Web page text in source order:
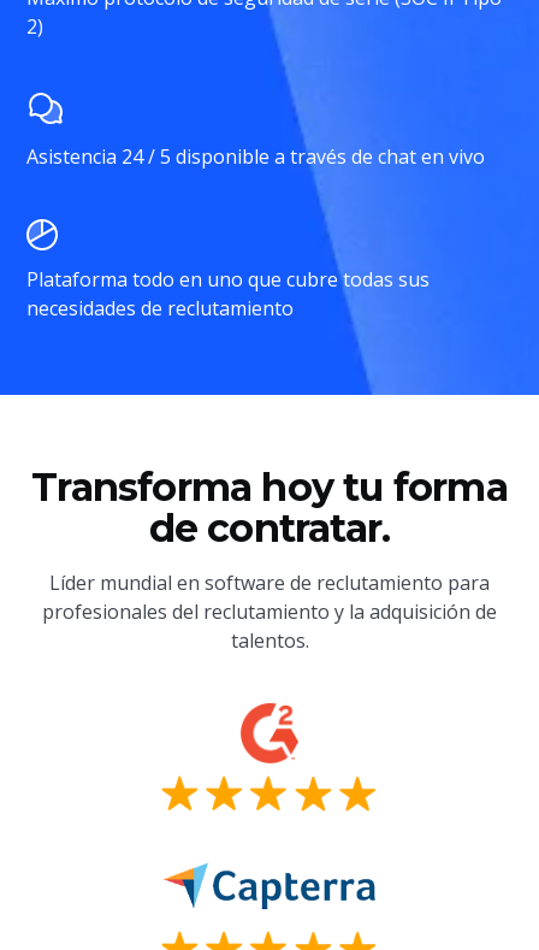
2)
Asistencia 24 / 5 disponible a través de chat en vivo
Plataforma todo en uno que cubre todas sus
necesidades de reclutamiento
Transforma hoy tu forma
de contratar.
Líder mundial en software de reclutamiento para
profesionales del reclutamiento y la adquisición de
talentos.